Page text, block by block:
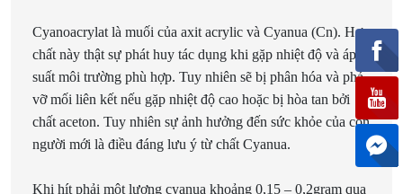
Cyanoacrylat là muối của axit acrylic và Cyanua (Cn). Hợp
chất này thật sự phát huy tác dụng khi gặp nhiệt độ và áp
suất môi trường phù hợp. Tuy nhiên sẽ bị phân hóa và phá
vỡ mối liên kết nếu gặp nhiệt độ cao hoặc bị hòa tan bởi
chất aceton. Tuy nhiên sự ảnh hưởng đến sức khỏe của con
người mới là điều đáng lưu ý từ chất Cyanua.
Khi hít phải một lượng cyanua khoảng 0,15 – 0,2gram qua